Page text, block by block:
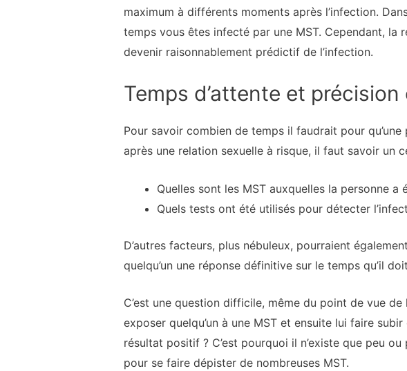
maximum à différents moments après l’infection.
temps vous êtes infecté par une MST. Cependant,
devenir raisonnablement prédictif de l’infection.
Temps d’attente et
Pour savoir combien de temps il faudrait pour
après une relation sexuelle à risque, il faut savoir un
Quelles sont les MST auxquelles la personne a
Quels tests ont été utilisés pour détecter
D’autres facteurs, plus nébuleux, pourraient
quelqu’un une réponse définitive sur le temps qu’il
C’est une question difficile, même du point de vue
exposer quelqu’un à une MST et ensuite lui faire
résultat positif ? C’est pourquoi il n’existe que peu
pour se faire dépister de nombreuses MST.